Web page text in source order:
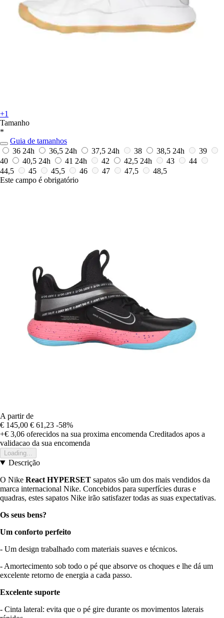
+1
Tamanho
*
Guia de tamanhos
36 24h 36,5 24h 37,5 24h 38 38,5 24h
39
40
40,5 24h 41 24h 42 42,5 24h 43
44
44,5
45 45,5 46 47 47,5
48,5
Este campo é obrigatório
A partir de
€ 145,00 € 61,23 -58%
+€ 3,06 oferecidos na sua proxima encomenda Creditados apos a
validacao da sua encomenda
Loading...
Descrição
O Nike React HYPERSET sapatos são um dos mais vendidos da
marca internacional Nike. Concebidos para superfícies duras e
quadras, estes sapatos Nike irão satisfazer todas as suas expectativas.
Os seus bens?
Um conforto perfeito
- Um design trabalhado com materiais suaves e técnicos.
- Amortecimento sob todo o pé que absorve os choques e lhe dá um
excelente retorno de energia a cada passo.
Excelente suporte
- Cinta lateral: evita que o pé gire durante os movimentos laterais